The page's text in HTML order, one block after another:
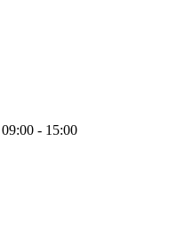
- 15:00